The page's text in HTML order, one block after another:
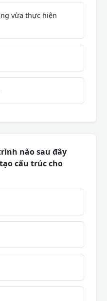
vừa thực hiện
nào sau đây
cấu trúc cho